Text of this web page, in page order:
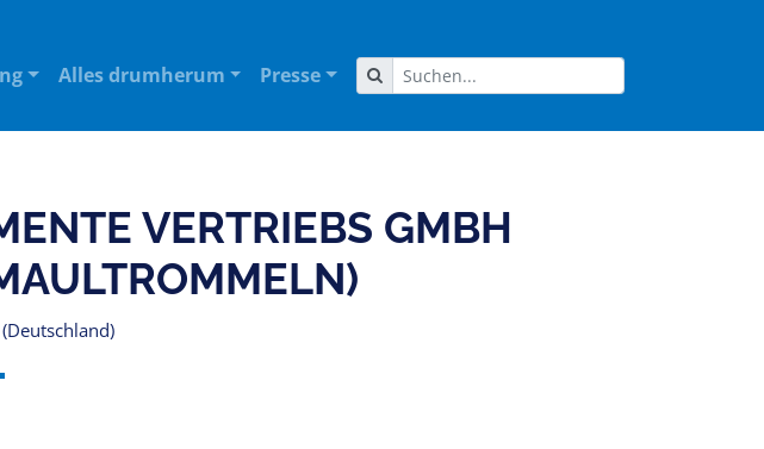
Alles drumherum Presse
VERTRIEBS GMBH